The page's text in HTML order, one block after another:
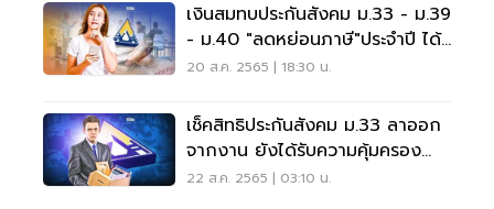
เงินสมทบประกันสังคม ม.33 - ม.39
- ม.40 "ลดหย่อนภาษี"ประจำปี ได้
เท่าไร เช็คเลย
20 ส.ค. 2565 | 18:30 น.
เช็คสิทธิประกันสังคม ม.33 ลาออก
จากงาน ยังได้รับความคุ้มครอง
หรือไม่?
22 ส.ค. 2565 | 03:10 น.